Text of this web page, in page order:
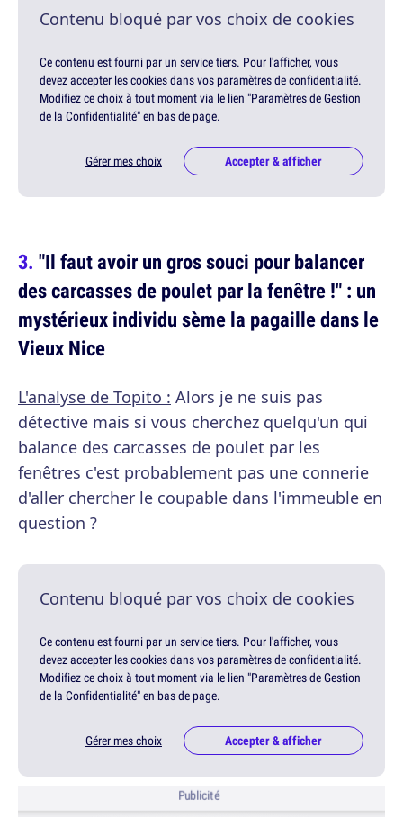
Contenu bloqué par vos choix de cookies
Ce contenu est fourni par un service tiers. Pour l'afficher, vous
devez accepter les cookies dans vos paramètres de confidentialité.
Modifiez ce choix à tout moment via le lien "Paramètres de Gestion
de la Confidentialité" en bas de page.
Gérer mes choix Accepter & afficher
"Il faut avoir un gros souci pour balancer
des carcasses de poulet par la fenêtre !" : un
mystérieux individu sème la pagaille dans le
Vieux Nice
L'analyse de Topito : Alors je ne suis pas
détective mais si vous cherchez quelqu'un qui
balance des carcasses de poulet par les
fenêtres c'est probablement pas une connerie
d'aller chercher le coupable dans l'immeuble en
question ?
Contenu bloqué par vos choix de cookies
Ce contenu est fourni par un service tiers. Pour l'afficher, vous
devez accepter les cookies dans vos paramètres de confidentialité.
Modifiez ce choix à tout moment via le lien "Paramètres de Gestion
de la Confidentialité" en bas de page.
Gérer mes choix Accepter & afficher
Publicité